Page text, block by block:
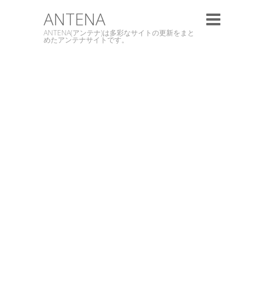
ANTENA
ANTENA(アンテナ)は多彩なサイトの更新をまと
めたアンテナサイトです。